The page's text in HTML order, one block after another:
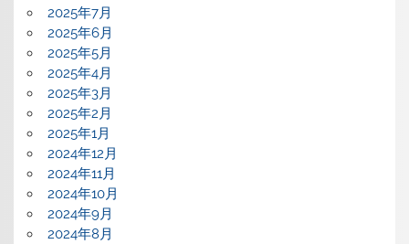
2025年7月
2025年6月
2025年5月
2025年4月
2025年3月
2025年2月
2025年1月
2024年12月
2024年11月
2024年10月
2024年9月
2024年8月